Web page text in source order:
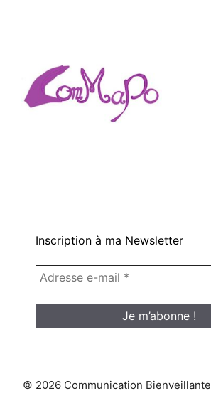
Inscription à ma Newsletter
© 2026 Communication Bienveillante